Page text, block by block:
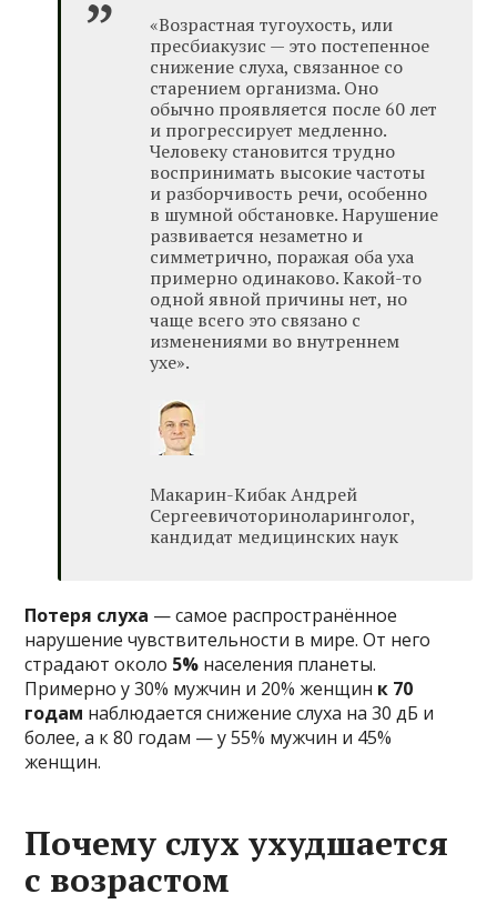
«Возрастная тугоухость, или
пресбиакузис — это постепенное
снижение слуха, связанное со
старением организма. Оно
обычно проявляется после 60 лет
и прогрессирует медленно.
Человеку становится трудно
воспринимать высокие частоты
и разборчивость речи, особенно
в шумной обстановке. Нарушение
развивается незаметно и
симметрично, поражая оба уха
примерно одинаково. Какой-то
одной явной причины нет, но
чаще всего это связано с
изменениями во внутреннем
ухе».
Макарин-Кибак Андрей
Сергеевичоториноларинголог,
кандидат медицинских наук
Потеря слуха — самое распространённое
нарушение чувствительности в мире. От него
страдают около 5% населения планеты.
Примерно у 30% мужчин и 20% женщин к 70
годам наблюдается снижение слуха на 30 дБ и
более, а к 80 годам — у 55% мужчин и 45%
женщин.
Почему слух ухудшается
с возрастом